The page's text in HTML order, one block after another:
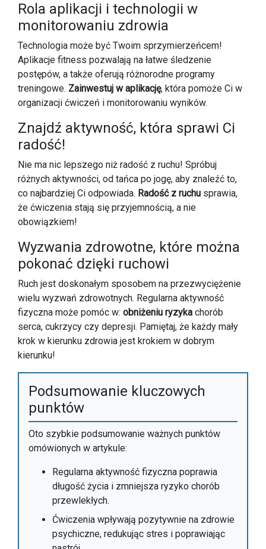
Rola aplikacji i technologii w
monitorowaniu zdrowia
Technologia może być Twoim sprzymierzeńcem!
Aplikacje fitness pozwalają na łatwe śledzenie
postępów, a także oferują różnorodne programy
treningowe. Zainwestuj w aplikację, która pomoże Ci w
organizacji ćwiczeń i monitorowaniu wyników.
Znajdź aktywność, która sprawi Ci
radość!
Nie ma nic lepszego niż radość z ruchu! Spróbuj
różnych aktywności, od tańca po jogę, aby znaleźć to,
co najbardziej Ci odpowiada. Radość z ruchu sprawia,
że ćwiczenia stają się przyjemnością, a nie
obowiązkiem!
Wyzwania zdrowotne, które można
pokonać dzięki ruchowi
Ruch jest doskonałym sposobem na przezwyciężenie
wielu wyzwań zdrowotnych. Regularna aktywność
fizyczna może pomóc w: obniżeniu ryzyka chorób
serca, cukrzycy czy depresji. Pamiętaj, że każdy mały
krok w kierunku zdrowia jest krokiem w dobrym
kierunku!
Podsumowanie kluczowych
punktów
Oto szybkie podsumowanie ważnych punktów
omówionych w artykule:
Regularna aktywność fizyczna poprawia
długość życia i zmniejsza ryzyko chorób
przewlekłych.
Ćwiczenia wpływają pozytywnie na zdrowie
psychiczne, redukując stres i poprawiając